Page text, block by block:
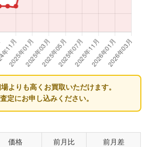
よりも高くお買取いただけます。
定にお申し込みください。
価格 前月比 前月差